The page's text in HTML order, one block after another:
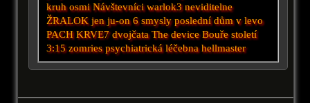
kruh osmi Návštevníci warlok3 neviditelne
ŽRALOK jen ju-on 6 smysly poslední dům v levo
PACH KRVE7 dvojčata The device Bouře století
3:15 zomries psychiatrická léčebna hellmaster